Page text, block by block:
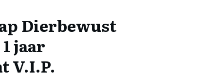
Dierbewust
jaar
V.I.P.